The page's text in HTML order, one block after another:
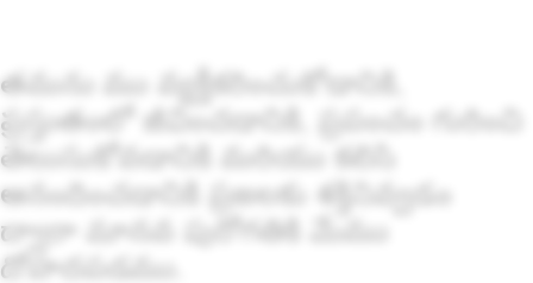
తమను తాము వ్యక్తీకరించుకోడానికి,
ప్రస్తుతంలో జీవించడానికి, ప్రపంచం గురించి
తెలుసుకోవడానికి మరియు కలిసి
ఆనందించడానికి ప్రజలకు శక్తినివ్వడం
ద్వారా మానవ పురోగతికి మేము
దోహదపడతాము.